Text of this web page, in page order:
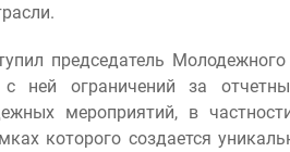
председатель
ней ограничений за
мероприятий, в
которого создается